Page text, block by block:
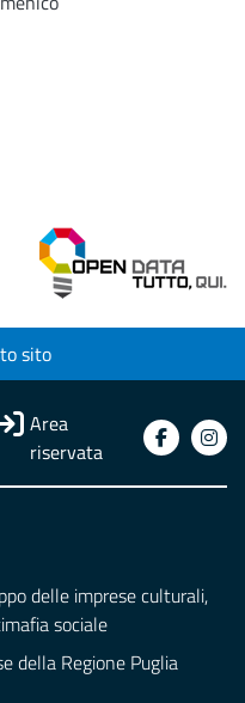
sito
Area
riservata
delle imprese culturali,
sociale
della Regione Puglia